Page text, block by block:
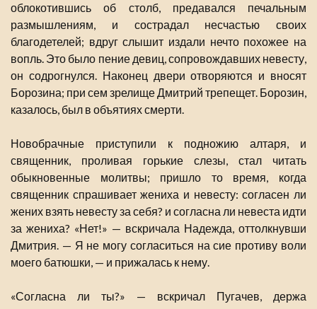
облокотившись об столб, предавался печальным
размышлениям, и сострадал несчастью своих
благодетелей; вдруг слышит издали нечто похожее на
вопль. Это было пение девиц, сопровождавших невесту,
он содрогнулся. Наконец двери отворяются и вносят
Борозина; при сем зрелище Дмитрий трепещет. Борозин,
казалось, был в объятиях смерти.
Новобрачные приступили к подножию алтаря, и
священник, проливая горькие слезы, стал читать
обыкновенные молитвы; пришло то время, когда
священник спрашивает жениха и невесту: согласен ли
жених взять невесту за себя? и согласна ли невеста идти
за жениха? «Нет!» — вскричала Надежда, оттолкнувши
Дмитрия. — Я не могу согласиться на сие противу воли
моего батюшки, — и прижалась к нему.
«Согласна ли ты?» — вскричал Пугачев, держа